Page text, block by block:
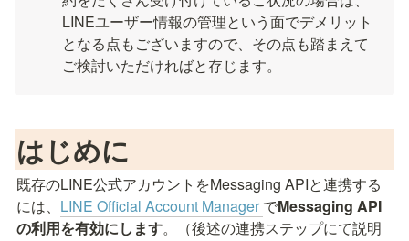
LINEユーザー情報の管理という面でデメリット
となる点もございますので、その点も踏まえて
ご検討いただければと存じます。
はじめに
既存のLINE公式アカウントをMessaging APIと連携する
には、 LINE Official Account Manager でMessaging API
の利用を有効にします。（後述の連携ステップにて説明